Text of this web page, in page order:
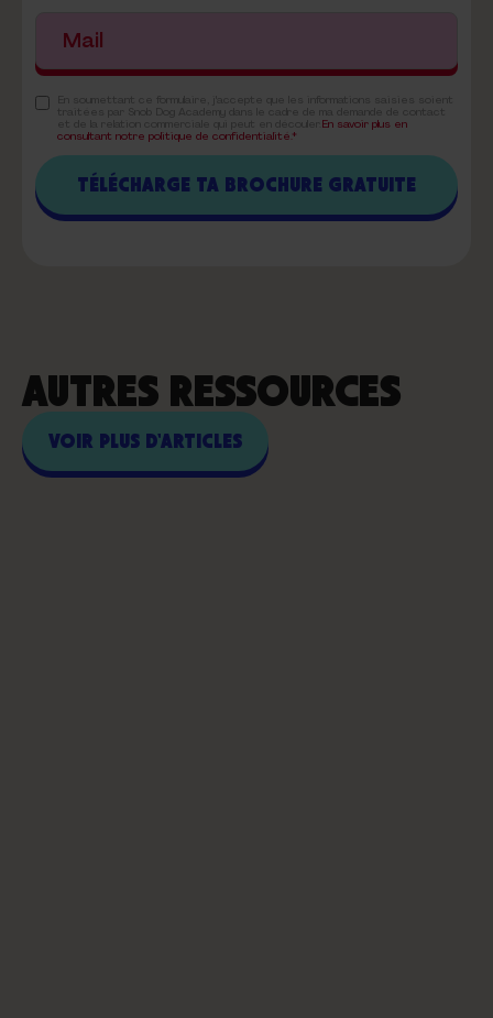
En savoir plus en
consultant notre politique de confidentialité.*
AUTRES RESSOURCES
VOIR PLUS D'ARTICLES